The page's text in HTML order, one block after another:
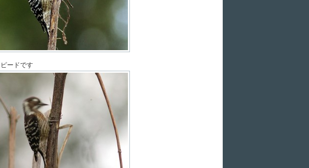
ードです